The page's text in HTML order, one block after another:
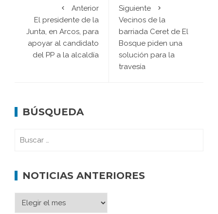
Anterior
El presidente de la
Junta, en Arcos, para
apoyar al candidato
del PP a la alcaldía
Siguiente
Vecinos de la
barriada Ceret de El
Bosque piden una
solución para la
travesía
BÚSQUEDA
NOTICIAS ANTERIORES